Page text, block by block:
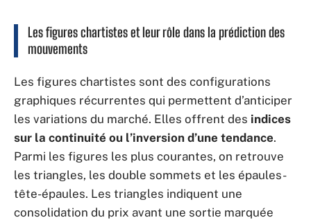
Les figures chartistes et leur rôle dans la prédiction des
mouvements
Les figures chartistes sont des configurations
graphiques récurrentes qui permettent d’anticiper
les variations du marché. Elles offrent des indices
sur la continuité ou l’inversion d’une tendance.
Parmi les figures les plus courantes, on retrouve
les triangles, les double sommets et les épaules-
tête-épaules. Les triangles indiquent une
consolidation du prix avant une sortie marquée